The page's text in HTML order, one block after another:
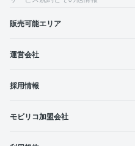
販売可能エリア
運営会社
採用情報
モビリコ加盟会社